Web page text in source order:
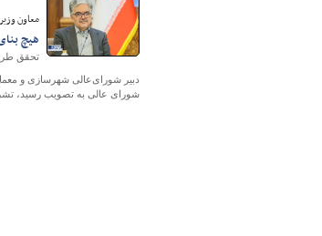
معاون
هیچ
تحقق
دبیر شورای‌عالی شهرسازی و
شورای عالی به تصویب رسید،